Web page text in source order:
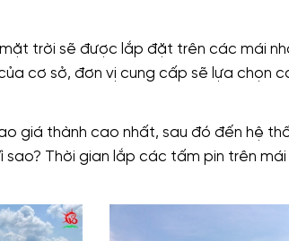
trời sẽ được lắp đặt trên các mái
cơ sở, đơn vị cung cấp sẽ lựa chọn
giá thành cao nhất, sau đó đến hệ
Thời gian lắp các tấm pin trên mái